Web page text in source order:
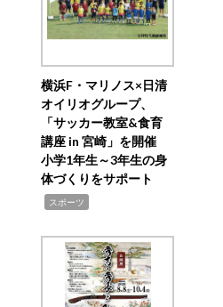
横浜F・マリノス×日清
オイリオグループ、
「サッカー教室&食育
講座 in 宮崎」を開催
小学1年生～3年生の身
体づくりをサポート
スポーツ